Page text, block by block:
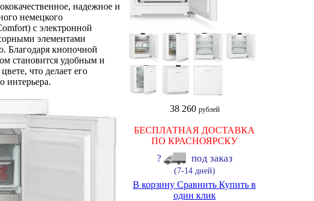
38 260 рублей
БЕСПЛАТНАЯ ДОСТАВКА
ПО КРАСНОЯРСКУ
? под заказ
(7-14 дней)
В корзину Сравнить Купить в
один клик
надежное и
немецкого
с электронной
элементами
Благодаря кнопочной
становится удобным и
что делает его
интерьера.